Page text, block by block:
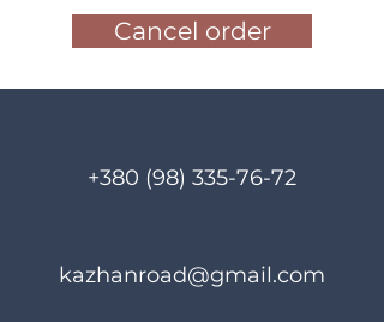
Cancel order
+380 (98) 335-76-72
kazhanroad@gmail.com